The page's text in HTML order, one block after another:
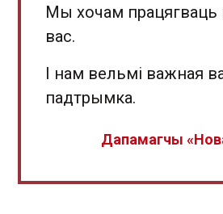
Мы хочам працягваць
вас.
І нам вельмі важная
падтрымка.
Дапамагчы